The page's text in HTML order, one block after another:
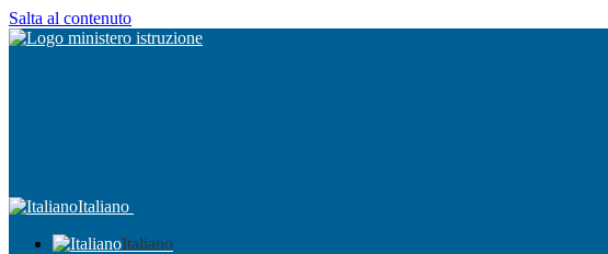
Salta al contenuto
Italiano
Italiano